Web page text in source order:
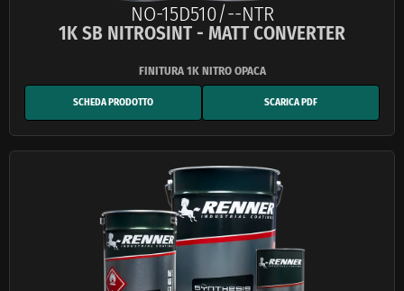
NO-15D510/--NTR
1K SB NITROSINT - MATT CONVERTER
SCHEDA PRODOTTO SCARICA PDF